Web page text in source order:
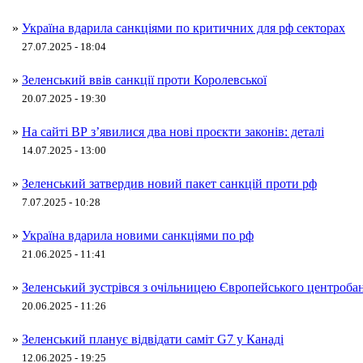
» Україна вдарила санкціями по критичних для рф секторах
27.07.2025 - 18:04
» Зеленський ввів санкції проти Королевської
20.07.2025 - 19:30
» На сайті ВР з’явилися два нові проєкти законів: деталі
14.07.2025 - 13:00
» Зеленський затвердив новий пакет санкцій проти рф
7.07.2025 - 10:28
» Україна вдарила новими санкціями по рф
21.06.2025 - 11:41
» Зеленський зустрівся з очільницею Європейського
20.06.2025 - 11:26
» Зеленський планує відвідати саміт G7 у Канаді
12.06.2025 - 19:25